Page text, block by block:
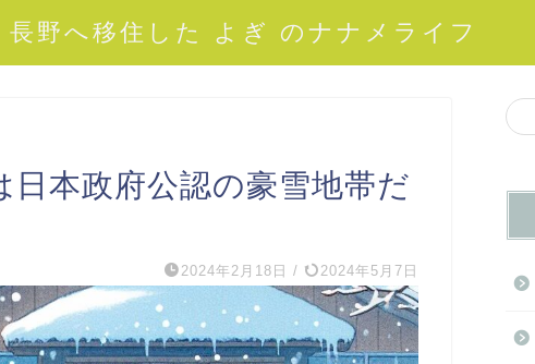
長野へ移住した よぎ のナナメライフ
日本政府公認の豪雪地帯だ
2024年2月18日 / 2024年5月7日